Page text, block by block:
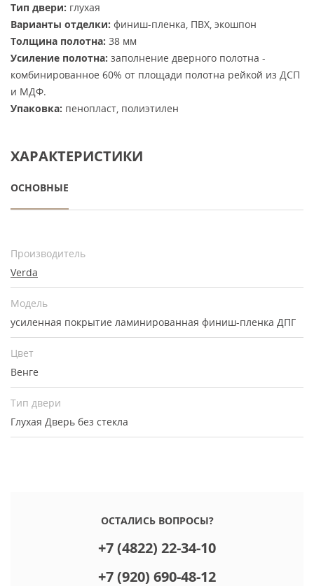
Тип двери: глухая
Варианты отделки: финиш-пленка, ПВХ, экошпон
Толщина полотна: 38 мм
Усиление полотна: заполнение дверного полотна -
комбинированное 60% от площади полотна рейкой из ДСП
и МДФ.
Упаковка: пенопласт, полиэтилен
ХАРАКТЕРИСТИКИ
ОСНОВНЫЕ
Производитель
Verda
Модель
усиленная покрытие ламинированная финиш-пленка ДПГ
Цвет
Венге
Тип двери
Глухая Дверь без стекла
ОСТАЛИСЬ ВОПРОСЫ?
+7 (4822) 22-34-10
+7 (920) 690-48-12